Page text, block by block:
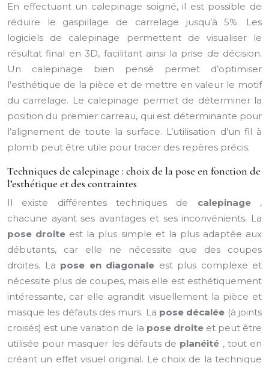
En effectuant un calepinage soigné, il est possible de
réduire le gaspillage de carrelage jusqu’à 5%. Les
logiciels de calepinage permettent de visualiser le
résultat final en 3D, facilitant ainsi la prise de décision.
Un calepinage bien pensé permet d’optimiser
l’esthétique de la pièce et de mettre en valeur le motif
du carrelage. Le calepinage permet de déterminer la
position du premier carreau, qui est déterminante pour
l’alignement de toute la surface. L’utilisation d’un fil à
plomb peut être utile pour tracer des repères précis.
Techniques de calepinage : choix de la pose en fonction de
l’esthétique et des contraintes
Il existe différentes techniques de calepinage ,
chacune ayant ses avantages et ses inconvénients. La
pose droite est la plus simple et la plus adaptée aux
débutants, car elle ne nécessite que des coupes
droites. La pose en diagonale est plus complexe et
nécessite plus de coupes, mais elle est esthétiquement
intéressante, car elle agrandit visuellement la pièce et
masque les défauts des murs. La pose décalée (à joints
croisés) est une variation de la pose droite et peut être
utilisée pour masquer les défauts de planéité , tout en
créant un effet visuel original. Le choix de la technique